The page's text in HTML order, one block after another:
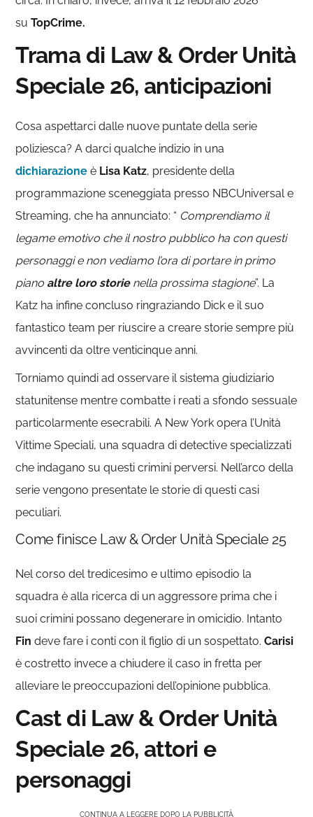
suTopCrime.
Trama di Law & Order Unità
Speciale 26, anticipazioni
Cosa aspettarci dalle nuove puntate della serie
poliziesca? A darci qualche indizio in una
dichiarazione è Lisa Katz, presidente della
programmazione sceneggiata presso NBCUniversal e
Streaming, che ha annunciato: “ Comprendiamo il
legame emotivo che il nostro pubblico ha con questi
personaggi e non vediamo l’ora di portare in primo
piano altre loro storienella prossima stagione”. La
Katz ha infine concluso ringraziando Dick e il suo
fantastico team per riuscire a creare storie sempre più
avvincenti da oltre venticinque anni.
Torniamo quindi ad osservare il sistema giudiziario
statunitense mentre combatte i reati a sfondo sessuale
particolarmente esecrabili. A New York opera l’Unità
Vittime Speciali, una squadra di detective specializzati
che indagano su questi crimini perversi. Nell’arco della
serie vengono presentate le storie di questi casi
peculiari.
Come finisce Law & Order Unità Speciale 25
Nel corso del tredicesimo e ultimo episodio la
squadra è alla ricerca di un aggressore prima che i
suoi crimini possano degenerare in omicidio. Intanto
Fin deve fare i conti con il figlio di un sospettato.Carisi
è costretto invece a chiudere il caso in fretta per
alleviare le preoccupazioni dell’opinione pubblica.
Cast di Law & Order Unità
Speciale 26, attori e
personaggi
CONTINUA A LEGGERE DOPO LA PUBBLICITÀ